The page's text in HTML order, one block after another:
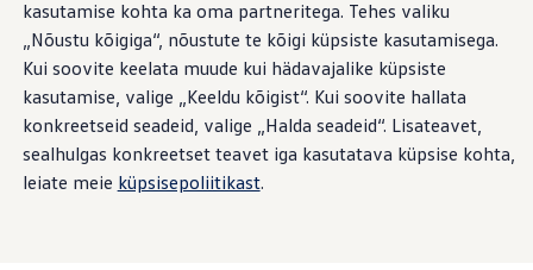
kasutamise kohta ka oma partneritega. Tehes valiku
„Nõustu kõigiga“, nõustute te kõigi küpsiste kasutamisega.
Kui soovite keelata muude kui hädavajalike küpsiste
kasutamise, valige „Keeldu kõigist“. Kui soovite hallata
konkreetseid seadeid, valige „Halda seadeid“. Lisateavet,
sealhulgas konkreetset teavet iga kasutatava küpsise kohta,
leiate meie küpsisepoliitikast.
Elektriautod ja hübriidautod
Golf eHybrid
Tiguan eHybrid
Passat eHybrid
Tayron eHybrid
Touareg eHybrid
Ära iial ütle iial
ID. teadmised
Laadimine ja sõiduulatus
Crossiga on see nüüd
võimalik